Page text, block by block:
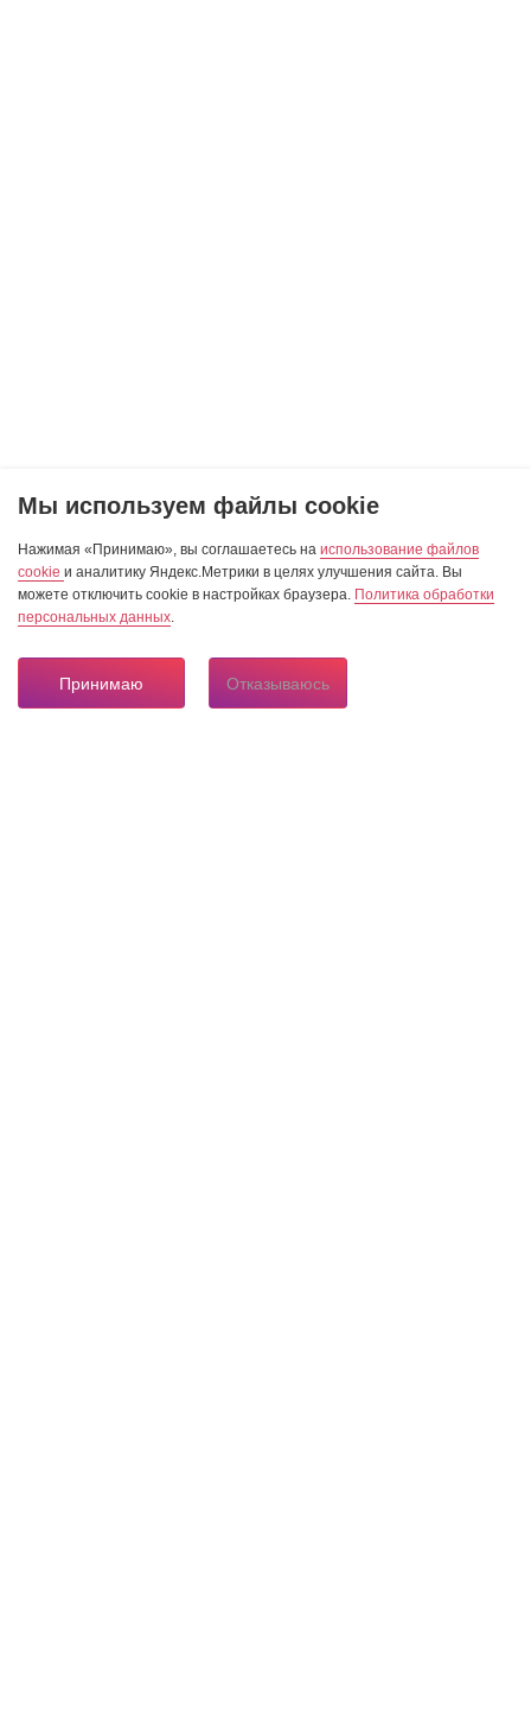
Мы используем файлы cookie
Нажимая «Принимаю», вы соглашаетесь на использование файлов
cookie и аналитику Яндекс.Метрики в целях улучшения сайта. Вы
можете отключить cookie в настройках браузера. Политика обработки
персональных данных.
Принимаю Отказываюсь